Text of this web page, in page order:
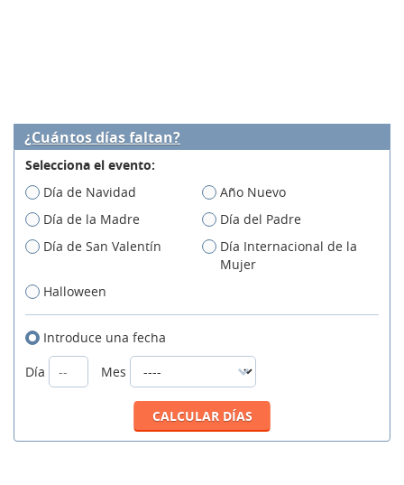
¿Cuántos días faltan?
Selecciona el evento:
Día de Navidad
Año Nuevo
Día de la Madre
Día del Padre
Día de San Valentín
Día Internacional de la
Mujer
Halloween
Introduce una fecha
Día
Mes